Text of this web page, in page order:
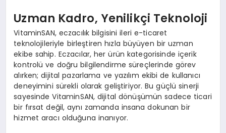
Uzman Kadro, Yenilikçi Teknoloji
VitaminSAN, eczacılık bilgisini ileri e-ticaret
teknolojileriyle birleştiren hızla büyüyen bir uzman
ekibe sahip. Eczacılar, her ürün kategorisinde içerik
kontrolü ve doğru bilgilendirme süreçlerinde görev
alırken; dijital pazarlama ve yazılım ekibi de kullanıcı
deneyimini sürekli olarak geliştiriyor. Bu güçlü sinerji
sayesinde VitaminSAN, dijital dönüşümün sadece ticari
bir fırsat değil, aynı zamanda insana dokunan bir
hizmet aracı olduğuna inanıyor.